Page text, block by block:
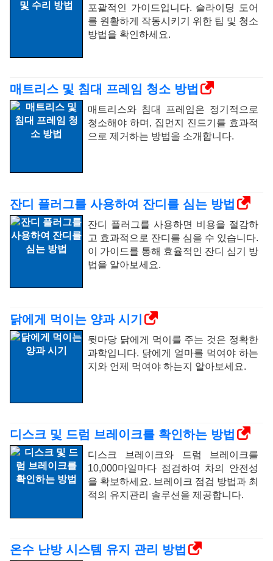
포괄적인 가이드입니다. 슬라이딩 도어
를 원활하게 작동시키기 위한 팁 및 청소
방법을 확인하세요.
매트리스 및 침대 프레임 청소 방법
매트리스와 침대 프레임은 정기적으로
청소해야 하며, 집먼지 진드기를 효과적
으로 제거하는 방법을 소개합니다.
잔디 플러그를 사용하여 잔디를 심는 방법
잔디 플러그를 사용하면 비용을 절감하
고 효과적으로 잔디를 심을 수 있습니다.
이 가이드를 통해 효율적인 잔디 심기 방
법을 알아보세요.
닭에게 먹이는 양과 시기
뒷마당 닭에게 먹이를 주는 것은 정확한
과학입니다. 닭에게 얼마를 먹여야 하는
지와 언제 먹여야 하는지 알아보세요.
디스크 및 드럼 브레이크를 확인하는 방법
디스크 브레이크와 드럼 브레이크를
10,000마일마다 점검하여 차의 안전성
을 확보하세요. 브레이크 점검 방법과 최
적의 유지관리 솔루션을 제공합니다.
온수 난방 시스템 유지 관리 방법